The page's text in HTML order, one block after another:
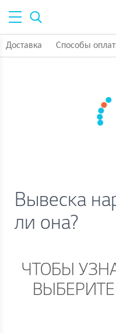
Доставка Способы
Вывеска
ли она?
ЧТОБЫ